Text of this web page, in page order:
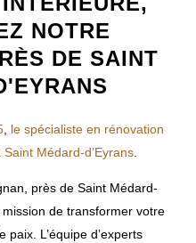
NOTRE
DE SAINT
le spécialiste en rénovation
Médard-d’Eyrans.
près de Saint Médard-
de transformer votre
L’équipe d’experts